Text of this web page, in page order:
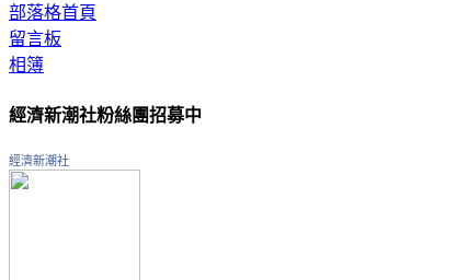
部落格首頁
留言板
相簿
經濟新潮社粉絲團招募中
經濟新潮社